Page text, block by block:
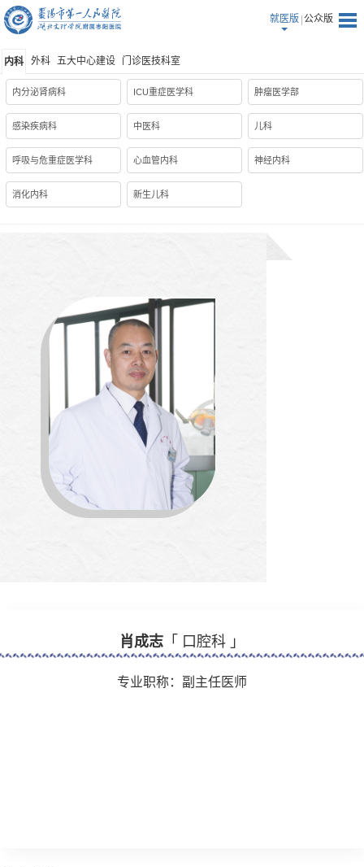
就医版 公众版
内科 外科 五大中心建设 门诊医技科室
内分泌肾病科 ICU重症医学科 肿瘤医学部
感染疾病科 中医科 儿科
呼吸与危重症医学科 心血管内科 神经内科
消化内科 新生儿科
肖成志 「 口腔科 」
专业职称：副主任医师